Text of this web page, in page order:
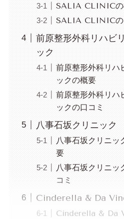
SALIA CLINICの
SALIA CLINICの
前原整形外科リハビ
ック
前原整形外科リハ
ックの概要
前原整形外科リハ
ックの口コミ
八事石坂クリニッ
八事石坂クリニ
要
八事石坂クリニ
コミ
Cinderella & Da
Cinderella & Da